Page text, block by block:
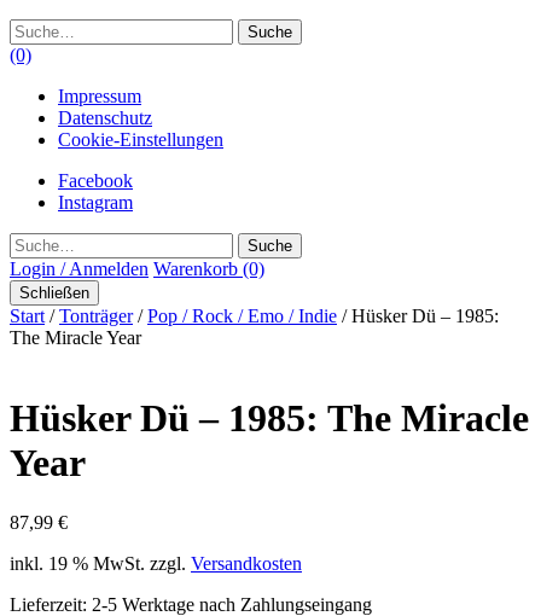
Suche
(0)
Impressum
Datenschutz
Cookie-Einstellungen
Facebook
Instagram
Suche
Login / Anmelden Warenkorb (0)
Schließen
Start /Tonträger/Pop / Rock / Emo / Indie / Hüsker Dü – 1985:
The Miracle Year
Hüsker Dü – 1985: The Miracle
Year
87,99 €
inkl. 19 % MwSt. zzgl. Versandkosten
Lieferzeit: 2-5 Werktage nach Zahlungseingang